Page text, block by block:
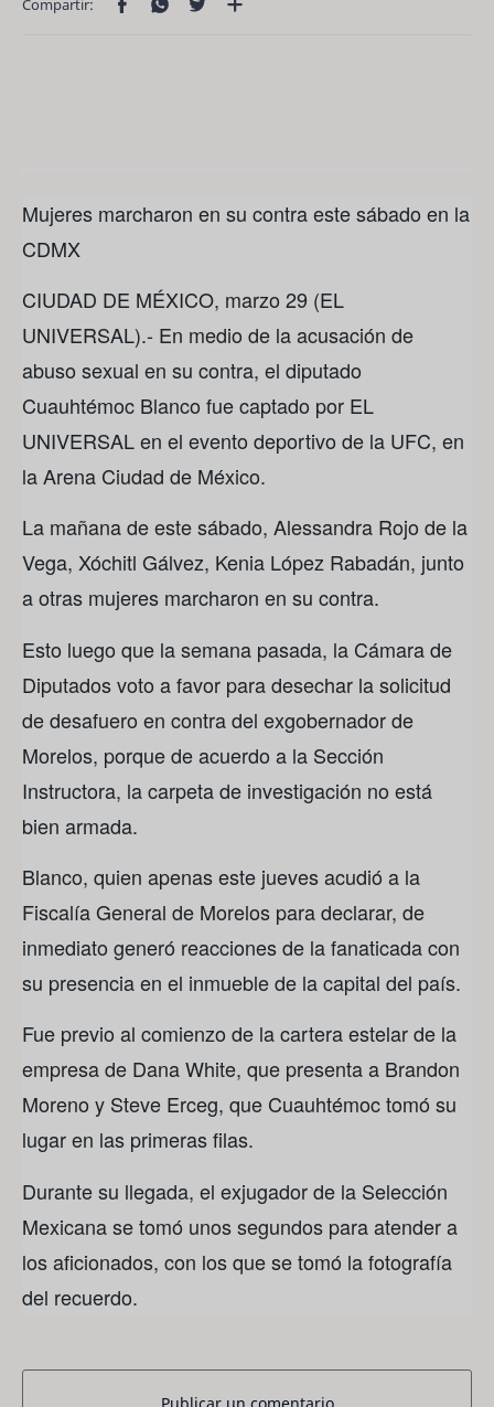
Mujeres marcharon en su contra este sábado en la
CDMX
CIUDAD DE MÉXICO, marzo 29 (EL
UNIVERSAL).- En medio de la acusación de
abuso sexual en su contra, el diputado
Cuauhtémoc Blanco fue captado por EL
UNIVERSAL en el evento deportivo de la UFC, en
la Arena Ciudad de México.
La mañana de este sábado, Alessandra Rojo de la
Vega, Xóchitl Gálvez, Kenia López Rabadán, junto
a otras mujeres marcharon en su contra.
Esto luego que la semana pasada, la Cámara de
Diputados voto a favor para desechar la solicitud
de desafuero en contra del exgobernador de
Morelos, porque de acuerdo a la Sección
Instructora, la carpeta de investigación no está
bien armada.
Blanco, quien apenas este jueves acudió a la
Fiscalía General de Morelos para declarar, de
inmediato generó reacciones de la fanaticada con
su presencia en el inmueble de la capital del país.
Fue previo al comienzo de la cartera estelar de la
empresa de Dana White, que presenta a Brandon
Moreno y Steve Erceg, que Cuauhtémoc tomó su
lugar en las primeras filas.
Durante su llegada, el exjugador de la Selección
Mexicana se tomó unos segundos para atender a
los aficionados, con los que se tomó la fotografía
del recuerdo.